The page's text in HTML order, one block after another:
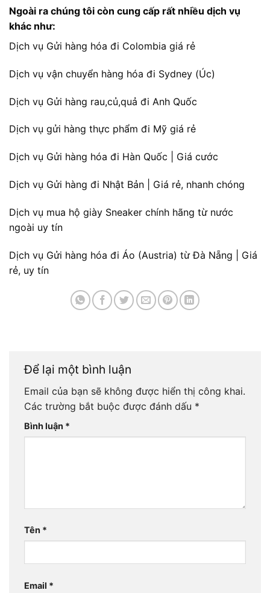
Ngoài ra chúng tôi còn cung cấp rất nhiều dịch vụ
khác như:
Dịch vụ Gửi hàng hóa đi Colombia giá rẻ
Dịch vụ vận chuyển hàng hóa đi Sydney (Úc)
Dịch vụ Gửi hàng rau,củ,quả đi Anh Quốc
Dịch vụ gửi hàng thực phẩm đi Mỹ giá rẻ
Dịch vụ Gửi hàng hóa đi Hàn Quốc | Giá cước
Dịch vụ Gửi hàng đi Nhật Bản | Giá rẻ, nhanh chóng
Dịch vụ mua hộ giày Sneaker chính hãng từ nước
ngoài uy tín
Dịch vụ Gửi hàng hóa đi Áo (Austria) từ Đà Nẵng | Giá
rẻ, uy tín
Để lại một bình luận
Email của bạn sẽ không được hiển thị công khai.
Các trường bắt buộc được đánh dấu *
Bình luận *
Tên *
Email *